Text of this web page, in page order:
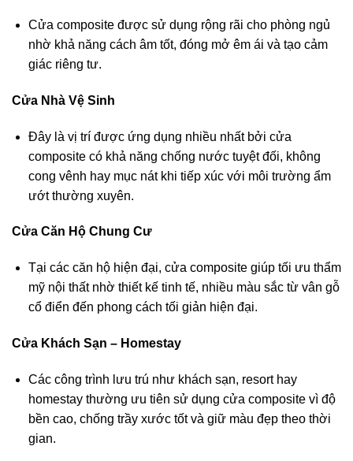
Cửa composite được sử dụng rộng rãi cho phòng ngủ
nhờ khả năng cách âm tốt, đóng mở êm ái và tạo cảm
giác riêng tư.
Cửa Nhà Vệ Sinh
Đây là vị trí được ứng dụng nhiều nhất bởi cửa
composite có khả năng chống nước tuyệt đối, không
cong vênh hay mục nát khi tiếp xúc với môi trường ẩm
ướt thường xuyên.
Cửa Căn Hộ Chung Cư
Tại các căn hộ hiện đại, cửa composite giúp tối ưu thẩm
mỹ nội thất nhờ thiết kế tinh tế, nhiều màu sắc từ vân gỗ
cổ điển đến phong cách tối giản hiện đại.
Cửa Khách Sạn – Homestay
Các công trình lưu trú như khách sạn, resort hay
homestay thường ưu tiên sử dụng cửa composite vì độ
bền cao, chống trầy xước tốt và giữ màu đẹp theo thời
gian.